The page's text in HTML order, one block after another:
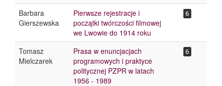
Barbara
Gierszewska
Pierwsze rejestracje i
początki twórczości filmowej
we Lwowie do 1914 roku
6
Tomasz
Mielczarek
Prasa w enuncjacjach
programowych i praktyce
politycznej PZPR w latach
1956 - 1989
6